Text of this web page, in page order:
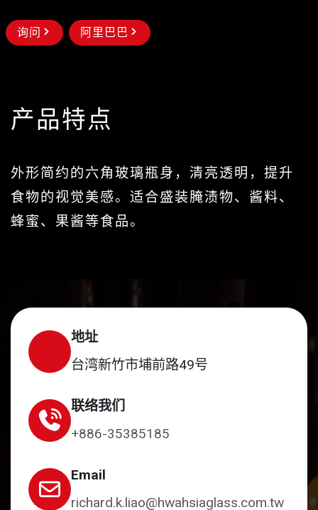
询问 阿里巴巴
产品特点
外形简约的六角玻璃瓶身，清亮透明，提升
食物的视觉美感。适合盛装腌渍物、酱料、
蜂蜜、果酱等食品。
地址
台湾新竹市埔前路49号
联络我们
+886-35385185
Email
richard.k.liao@hwahsiaglass.com.tw